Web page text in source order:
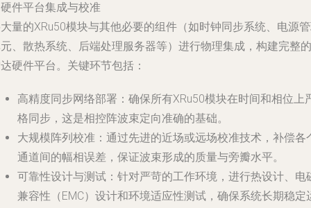
件平台集成与校准
量的XRu50模块与其他必要的组件（如时钟同步系统、电源
、散热系统、后端处理服务器等）进行物理集成，构建完整的
硬件平台。关键环节包括：
高精度同步网络部署 ：确保所有XRu50模块在时间和相位上
格同步，这是相控阵波束定向准确的基础。
大规模阵列校准 ：通过先进的近场或远场校准技术，补偿各
通道间的幅相误差，保证波束形成的质量与旁瓣水平。
可靠性设计与测试 ：针对严苛的工作环境，进行热设计、电
兼容性（EMC）设计和环境适应性测试，确保系统长期稳定